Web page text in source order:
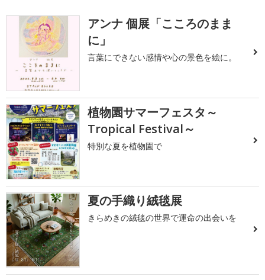
アンナ 個展「こころのまま
に」
言葉にできない感情や心の景色を絵に。
植物園サマーフェスタ～
Tropical Festival～
特別な夏を植物園で
夏の手織り絨毯展
きらめきの絨毯の世界で運命の出会いを